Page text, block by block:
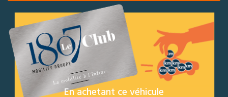
En achetant ce véhicule